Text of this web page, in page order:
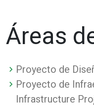
Áreas
Proyecto de
Proyecto de
Infrastructure